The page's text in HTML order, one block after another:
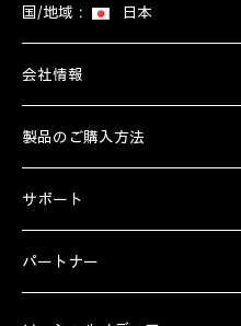
国/地域： 日本
会社情報
製品のご購入方法
サポート
パートナー